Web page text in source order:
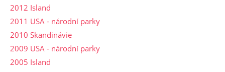
2012 Island
2011 USA - národní parky
2010 Skandinávie
2009 USA - národní parky
2005 Island